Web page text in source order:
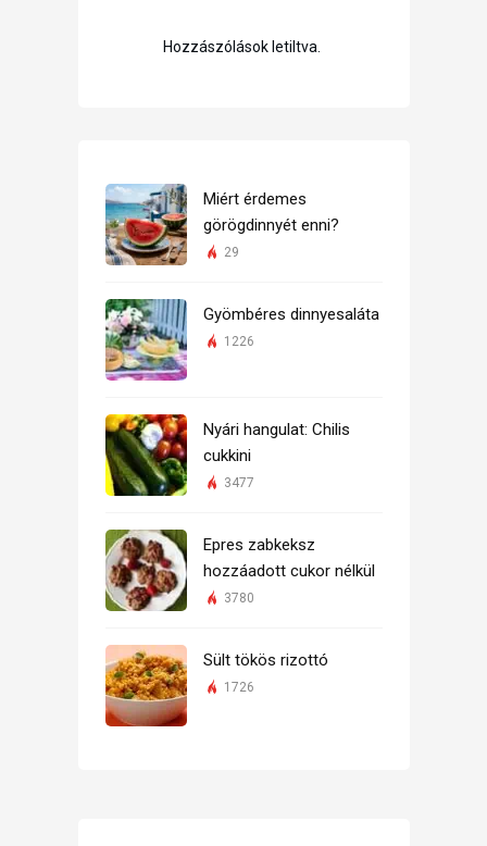
Hozzászólások letiltva.
Miért érdemes
görögdinnyét enni?
29
Gyömbéres dinnyesaláta
1226
Nyári hangulat: Chilis
cukkini
3477
Epres zabkeksz
hozzáadott cukor nélkül
3780
Sült tökös rizottó
1726